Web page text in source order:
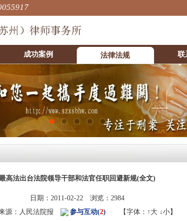
成功案例 法律法规 联
高法出台法院领导干部和法官任职回避新规(全文)
日期：2011-02-22 浏览：2984
源：人民法院报
参与互动(2) 【字体： ↑大 ↓小】